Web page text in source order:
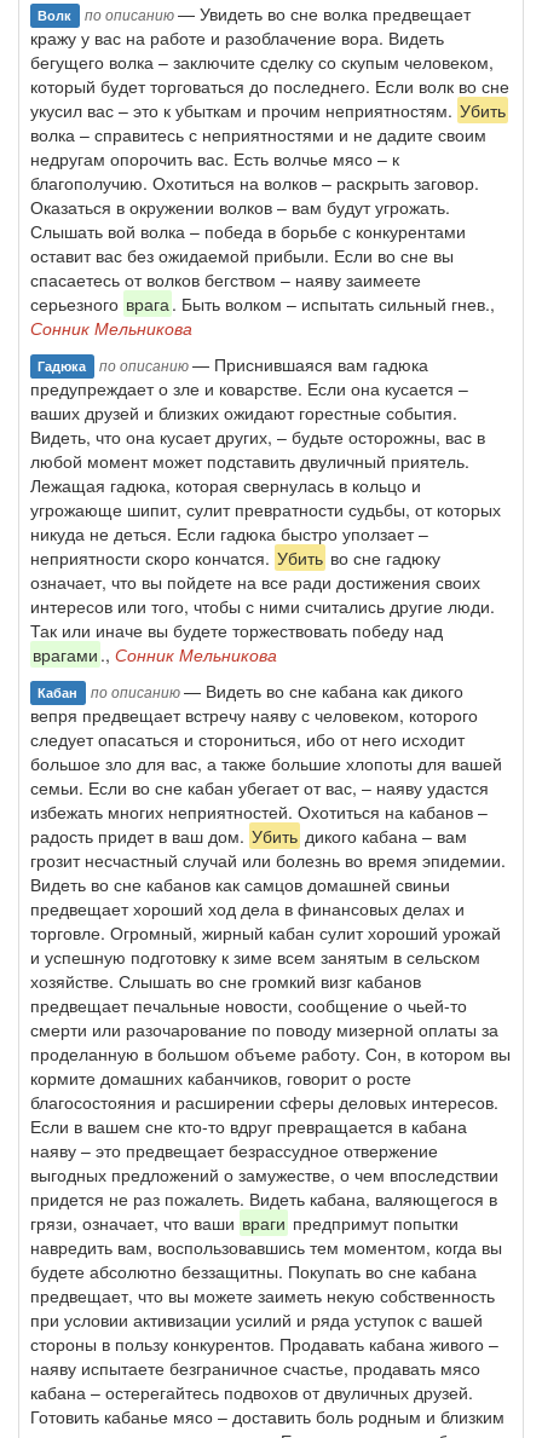
Волк по описанию— Увидеть во сне волка предвещает
кражу у вас на работе и разоблачение вора. Видеть
бегущего волка – заключите сделку со скупым человеком,
который будет торговаться до последнего. Если волк во сне
укусил вас – это к убыткам и прочим неприятностям. Убить
волка – справитесь с неприятностями и не дадите своим
недругам опорочить вас. Есть волчье мясо – к
благополучию. Охотиться на волков – раскрыть заговор.
Оказаться в окружении волков – вам будут угрожать.
Слышать вой волка – победа в борьбе с конкурентами
оставит вас без ожидаемой прибыли. Если во сне вы
спасаетесь от волков бегством – наяву заимеете
серьезного врага. Быть волком – испытать сильный гнев.,
Сонник Мельникова
Гадюка по описанию— Приснившаяся вам гадюка
предупреждает о зле и коварстве. Если она кусается –
ваших друзей и близких ожидают горестные события.
Видеть, что она кусает других, – будьте осторожны, вас в
любой момент может подставить двуличный приятель.
Лежащая гадюка, которая свернулась в кольцо и
угрожающе шипит, сулит превратности судьбы, от которых
никуда не деться. Если гадюка быстро уползает –
неприятности скоро кончатся. Убить во сне гадюку
означает, что вы пойдете на все ради достижения своих
интересов или того, чтобы с ними считались другие люди.
Так или иначе вы будете торжествовать победу над
врагами ., Сонник Мельникова
Кабан по описанию— Видеть во сне кабана как дикого
вепря предвещает встречу наяву с человеком, которого
следует опасаться и сторониться, ибо от него исходит
большое зло для вас, а также большие хлопоты для вашей
семьи. Если во сне кабан убегает от вас, – наяву удастся
избежать многих неприятностей. Охотиться на кабанов –
радость придет в ваш дом. Убить дикого кабана – вам
грозит несчастный случай или болезнь во время эпидемии.
Видеть во сне кабанов как самцов домашней свиньи
предвещает хороший ход дела в финансовых делах и
торговле. Огромный, жирный кабан сулит хороший урожай
и успешную подготовку к зиме всем занятым в сельском
хозяйстве. Слышать во сне громкий визг кабанов
предвещает печальные новости, сообщение о чьей-то
смерти или разочарование по поводу мизерной оплаты за
проделанную в большом объеме работу. Сон, в котором вы
кормите домашних кабанчиков, говорит о росте
благосостояния и расширении сферы деловых интересов.
Если в вашем сне кто-то вдруг превращается в кабана
наяву – это предвещает безрассудное отвержение
выгодных предложений о замужестве, о чем впоследствии
придется не раз пожалеть. Видеть кабана, валяющегося в
грязи, означает, что ваши враги предпримут попытки
навредить вам, воспользовавшись тем моментом, когда вы
будете абсолютно беззащитны. Покупать во сне кабана
предвещает, что вы можете заиметь некую собственность
при условии активизации усилий и ряда уступок с вашей
стороны в пользу конкурентов. Продавать кабана живого –
наяву испытаете безграничное счастье, продавать мясо
кабана – остерегайтесь подвохов от двуличных друзей.
Готовить кабанье мясо – доставить боль родным и близким